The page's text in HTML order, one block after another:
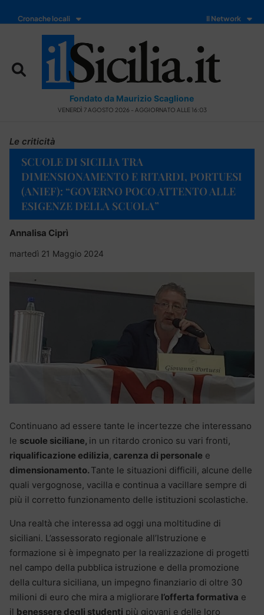
Cronache locali Il Network
Fondato da Maurizio Scaglione
VENERDÌ 7 AGOSTO 2026 - AGGIORNATO ALLE 16:03
Le criticità
SCUOLE DI SICILIA TRA
DIMENSIONAMENTO E RITARDI, PORTUESI
(ANIEF): “GOVERNO POCO ATTENTO ALLE
ESIGENZE DELLA SCUOLA”
Annalisa Ciprì
martedì 21 Maggio 2024
Continuano ad essere tante le incertezze che interessano
le scuole siciliane, in un ritardo cronico su vari fronti,
riqualificazione edilizia, carenza di personale e
dimensionamento. Tante le situazioni difficili, alcune delle
quali vergognose, vacilla e continua a vacillare sempre di
più il corretto funzionamento delle istituzioni scolastiche.
Una realtà che interessa ad oggi una moltitudine di
siciliani. L’assessorato regionale all’Istruzione e
formazione si è impegnato per la realizzazione di progetti
nel campo della pubblica istruzione e della promozione
della cultura siciliana, un impegno finanziario di oltre 30
milioni di euro che mira a migliorare l’offerta formativa e
il benessere degli studenti più giovani e delle loro